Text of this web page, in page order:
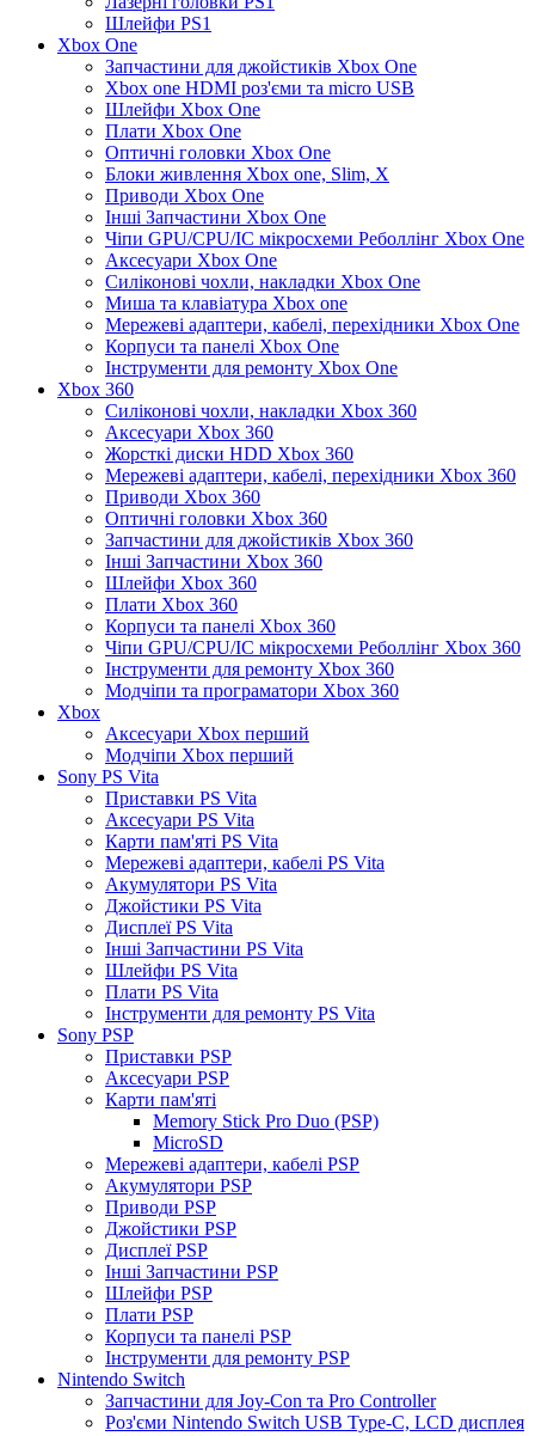
Шлейфи PS1
Xbox One
Запчастини для джойстиків Xbox One
Xbox one HDMI роз'єми та micro USB
Шлейфи Xbox One
Плати Xbox One
Оптичні головки Xbox One
Блоки живлення Xbox one, Slim, X
Приводи Xbox One
Інші Запчастини Xbox One
Чіпи GPU/CPU/IC мікросхеми Реболлінг Xbox One
Аксесуари Xbox One
Силіконові чохли, накладки Xbox One
Миша та клавіатура Xbox one
Мережеві адаптери, кабелі, перехідники Xbox One
Корпуси та панелі Xbox One
Інструменти для ремонту Xbox One
Xbox 360
Силіконові чохли, накладки Xbox 360
Аксесуари Xbox 360
Жорсткі диски HDD Xbox 360
Мережеві адаптери, кабелі, перехідники Xbox 360
Приводи Xbox 360
Оптичні головки Xbox 360
Запчастини для джойстиків Xbox 360
Інші Запчастини Xbox 360
Шлейфи Xbox 360
Плати Xbox 360
Корпуси та панелі Xbox 360
Чіпи GPU/CPU/IC мікросхеми Реболлінг Xbox 360
Інструменти для ремонту Xbox 360
Модчіпи та програматори Xbox 360
Xbox
Аксесуари Xbox перший
Модчіпи Xbox перший
Sony PS Vita
Приставки PS Vita
Аксесуари PS Vita
Карти пам'яті PS Vita
Мережеві адаптери, кабелі PS Vita
Акумулятори PS Vita
Джойстики PS Vita
Дисплеї PS Vita
Інші Запчастини PS Vita
Шлейфи PS Vita
Плати PS Vita
Інструменти для ремонту PS Vita
Sony PSP
Приставки PSP
Аксесуари PSP
Карти пам'яті
Memory Stick Pro Duo (PSP)
MicroSD
Мережеві адаптери, кабелі PSP
Акумулятори PSP
Приводи PSP
Джойстики PSP
Дисплеї PSP
Інші Запчастини PSP
Шлейфи PSP
Плати PSP
Корпуси та панелі PSP
Інструменти для ремонту PSP
Nintendo Switch
Запчастини для Joy-Con та Pro Controller
Роз'єми Nintendo Switch USB Type-C, LCD дисплея